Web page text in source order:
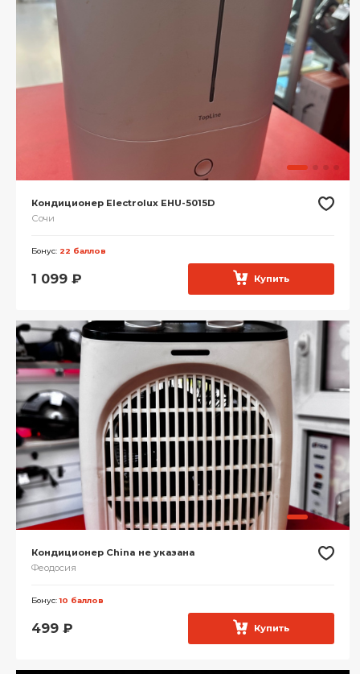
Кондиционер Electrolux EHU-5015D
Сочи
Бонус: 22 баллов
1 099 ₽ Купить
Кондиционер China не указана
Феодосия
Бонус:10 баллов
499 ₽ Купить